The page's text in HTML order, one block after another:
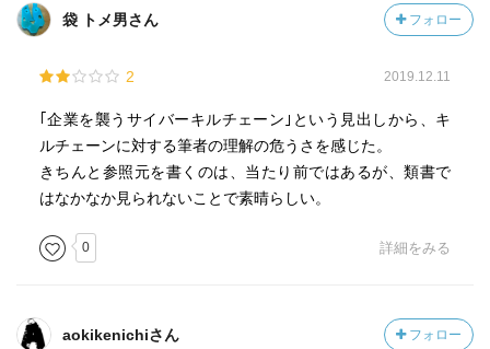
袋 トメ男さん フォロー
2 2019.12.11
｢企業を襲うサイバーキルチェーン｣という見出しから、キ
ルチェーンに対する筆者の理解の危うさを感じた。
きちんと参照元を書くのは、当たり前ではあるが、類書で
はなかなか見られないことで素晴らしい。
0 詳細をみる
aokikenichiさん フォロー